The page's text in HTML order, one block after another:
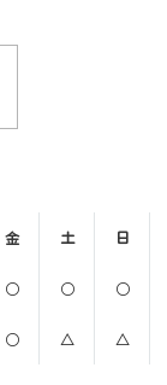
金 土 日
○ ○ ○
○ △ △